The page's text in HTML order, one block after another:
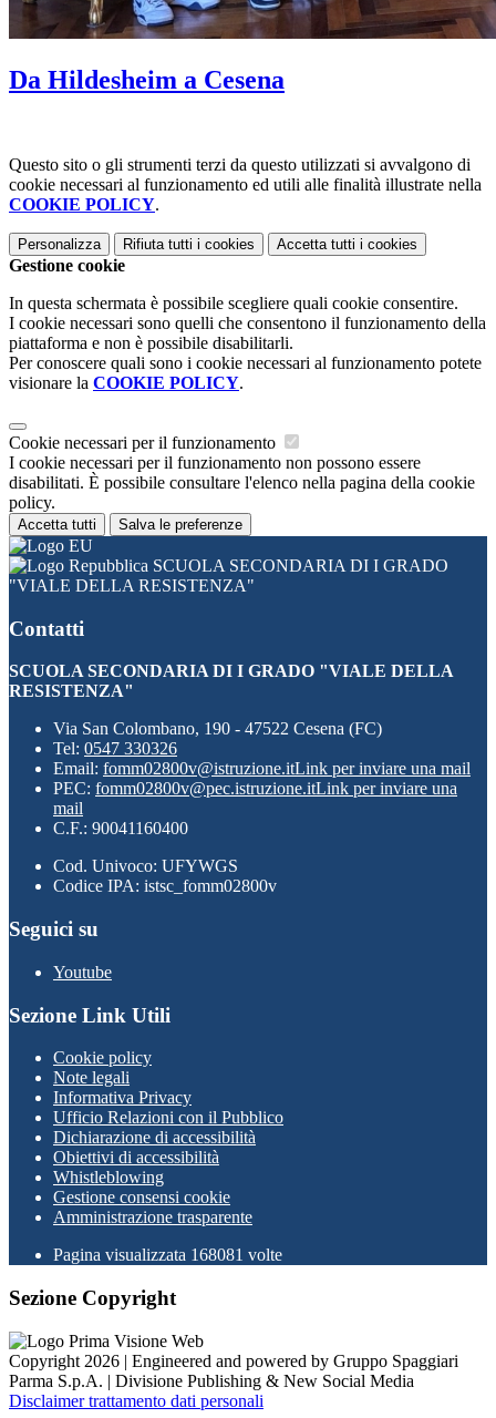
Da Hildesheim a Cesena
Questo sito o gli strumenti terzi da questo utilizzati si avvalgono di
cookie necessari al funzionamento ed utili alle finalità illustrate nella
COOKIE POLICY.
Personalizza Rifiuta tutti i cookies Accetta tutti i cookies
Gestione cookie
In questa schermata è possibile scegliere quali cookie consentire.
I cookie necessari sono quelli che consentono il funzionamento della
piattaforma e non è possibile disabilitarli.
Per conoscere quali sono i cookie necessari al funzionamento potete
visionare la COOKIE POLICY.
Cookie necessari per il funzionamento
I cookie necessari per il funzionamento non possono essere
disabilitati. È possibile consultare l'elenco nella pagina della cookie
policy.
Accetta tutti Salva le preferenze
SCUOLA SECONDARIA DI I GRADO
"VIALE DELLA RESISTENZA"
Contatti
SCUOLA SECONDARIA DI I GRADO "VIALE DELLA
RESISTENZA"
Via San Colombano, 190 - 47522 Cesena (FC)
Tel: 0547 330326
Email: fomm02800v@istruzione.itLink per inviare una mail
PEC: fomm02800v@pec.istruzione.itLink per inviare una
mail
C.F.: 90041160400
Cod. Univoco: UFYWGS
Codice IPA: istsc_fomm02800v
Seguici su
Youtube
Sezione Link Utili
Cookie policy
Note legali
Informativa Privacy
Ufficio Relazioni con il Pubblico
Dichiarazione di accessibilità
Obiettivi di accessibilità
Whistleblowing
Gestione consensi cookie
Amministrazione trasparente
Pagina visualizzata 168081 volte
Sezione Copyright
Copyright 2026 | Engineered and powered by Gruppo Spaggiari
Parma S.p.A. | Divisione Publishing & New Social Media
Disclaimer trattamento dati personali